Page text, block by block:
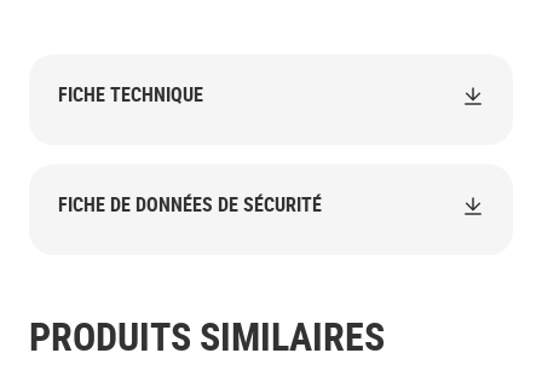
FICHE TECHNIQUE
FICHE DE DONNÉES DE SÉCURITÉ
PRODUITS SIMILAIRES